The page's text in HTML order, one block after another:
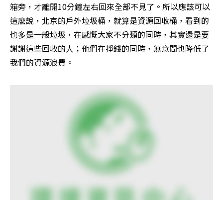
箱旁，才離開10分鐘左右回來全部不見了。所以應該可以
這麼說，北京的戶外垃圾桶，就算是資源回收桶，看到的
也多是一般垃圾，在感慨大家不分類的同時，其實還是要
謝謝這些回收的人；他們在掙錢的同時，無意間也降低了
我們的資源浪費。